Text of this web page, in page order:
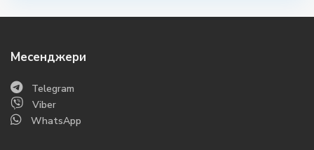
Месенджери
Telegram
Viber
WhatsApp